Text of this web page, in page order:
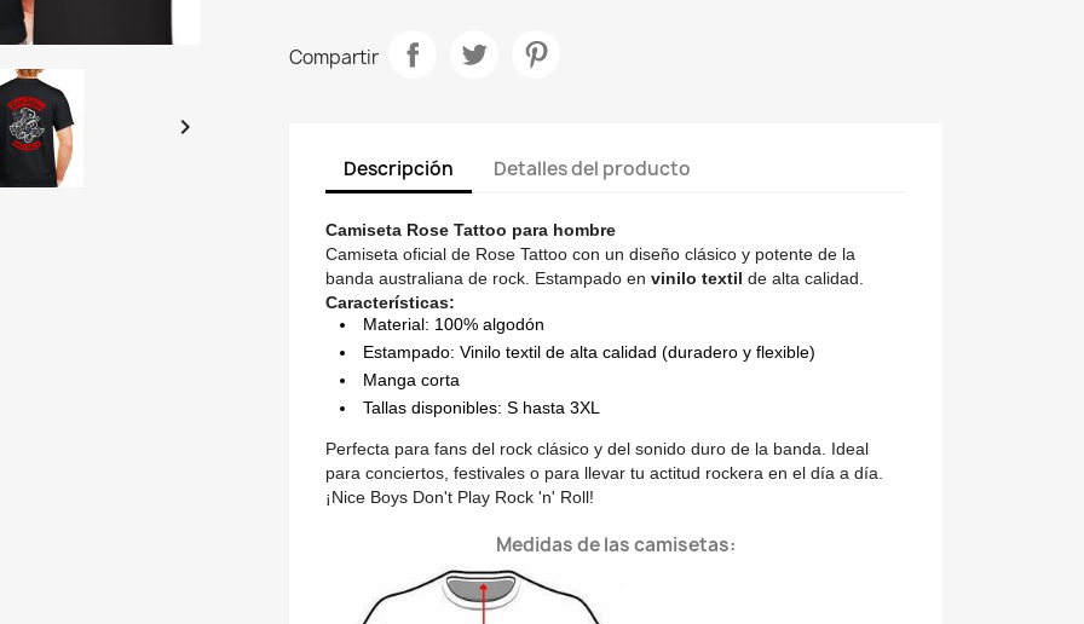

Compartir
Descripción Detalles del producto
Camiseta Rose Tattoo para hombre
Camiseta oficial de Rose Tattoo con un diseño clásico y potente de la
banda australiana de rock. Estampado en vinilo textil de alta calidad.
Características:
Material: 100% algodón
Estampado: Vinilo textil de alta calidad (duradero y flexible)
Manga corta
Tallas disponibles: S hasta 3XL
Perfecta para fans del rock clásico y del sonido duro de la banda. Ideal
para conciertos, festivales o para llevar tu actitud rockera en el día a día.
¡Nice Boys Don't Play Rock 'n' Roll!
Medidas de las camisetas: